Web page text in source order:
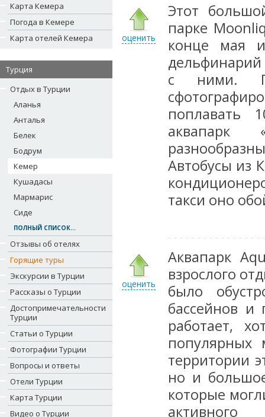
Карта Кемера
Погода в Кемере
Карта отелей Кемера
Турция
Отдых в Турции
Аланья
Анталья
Белек
Бодрум
Кемер
Кушадасы
Мармарис
Сиде
ПОЛНЫЙ СПИСОК...
Отзывы об отелях
Горящие туры
Экскурсии в Турции
Рассказы о Турции
Достопримечательности
Турции
Статьи о Турции
Фотографии Турции
Вопросы и ответы
Отели Турции
Карта Турции
Видео о Турции
оценить
Этот
парке
конце мая
с ними.
поплавать
аквапарк
Автобусы из
такси оно
оценить
Аквапарк
взрослого
было
бассейнов
работает,
популярных
территории
но и
которые
активного